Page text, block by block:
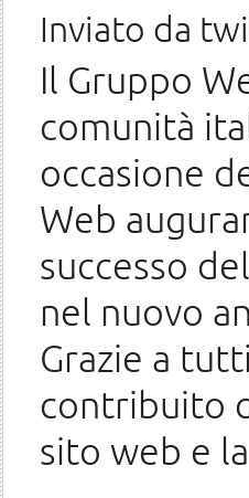
Inviato da
Il Gruppo
comunità
occasione
Web
successo
nel nuovo
Grazie a
contribuito
sito web e